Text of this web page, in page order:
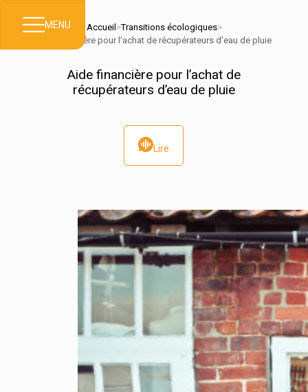
MENU Accueil >Transitions écologiques>
Aide financière pour l’achat de récupérateurs d’eau de pluie
Aide financière pour l’achat de
récupérateurs d’eau de pluie
Lire